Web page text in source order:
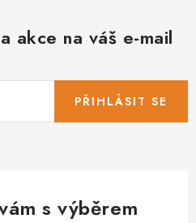
akce na váš e-mail
PŘIHLÁSIT SE
s výběrem